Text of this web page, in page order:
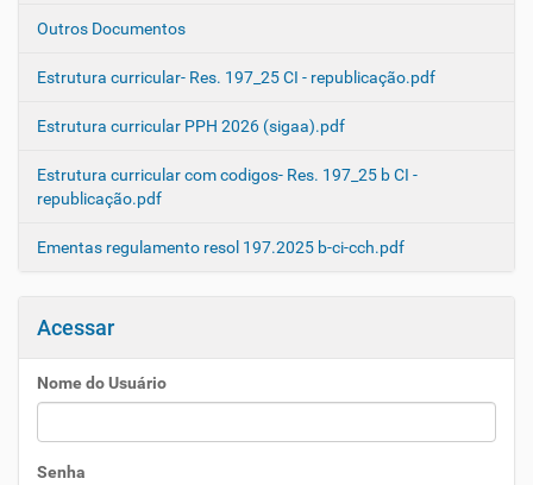
Outros Documentos
Estrutura curricular- Res. 197_25 CI - republicação.pdf
Estrutura curricular PPH 2026 (sigaa).pdf
Estrutura curricular com codigos- Res. 197_25 b CI -
republicação.pdf
Ementas regulamento resol 197.2025 b-ci-cch.pdf
Acessar
Nome do Usuário
Senha